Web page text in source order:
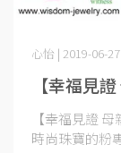
【幸福見
心怡 | 2019-06-27
【幸福見證
時尚珠寶的粉